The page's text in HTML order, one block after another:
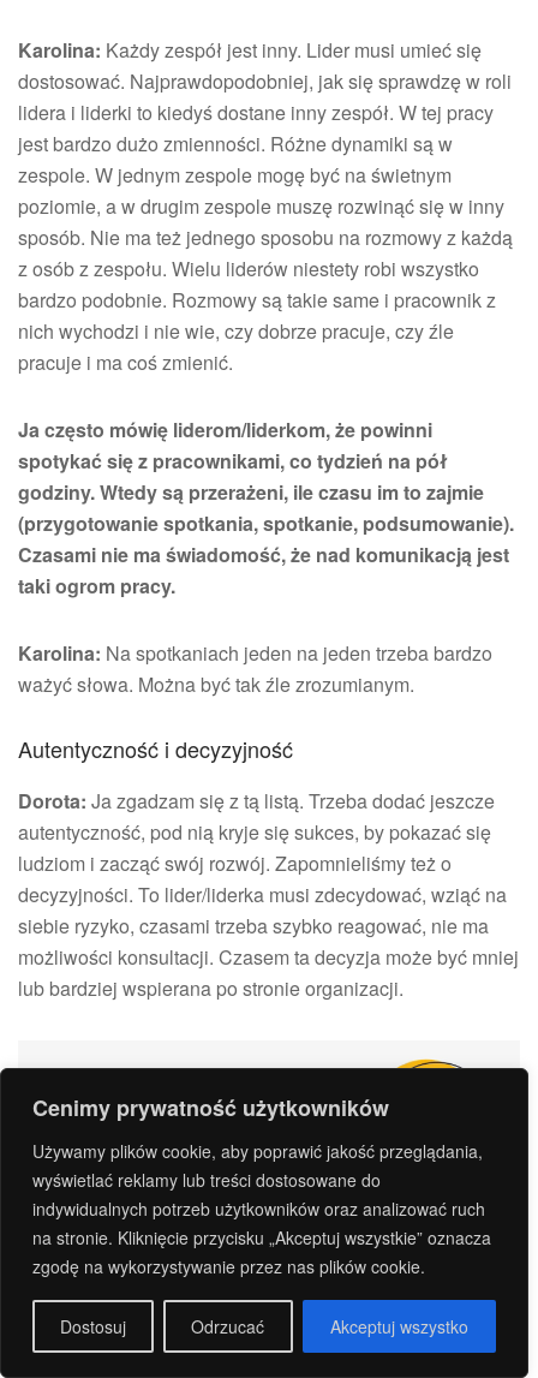
Cenimy prywatność użytkowników
Używamy plików cookie, aby poprawić jakość przeglądania,
wyświetlać reklamy lub treści dostosowane do
indywidualnych potrzeb użytkowników oraz analizować ruch
na stronie. Kliknięcie przycisku „Akceptuj wszystkie” oznacza
zgodę na wykorzystywanie przez nas plików cookie.
Dostosuj Odrzucać Akceptuj wszystko
Karolina: Każdy zespół jest inny. Lider musi umieć się
dostosować. Najprawdopodobniej, jak się sprawdzę w roli
lidera i liderki to kiedyś dostane inny zespół. W tej pracy
jest bardzo dużo zmienności. Różne dynamiki są w
zespole. W jednym zespole mogę być na świetnym
poziomie, a w drugim zespole muszę rozwinąć się w inny
sposób. Nie ma też jednego sposobu na rozmowy z każdą
z osób z zespołu. Wielu liderów niestety robi wszystko
bardzo podobnie. Rozmowy są takie same i pracownik z
nich wychodzi i nie wie, czy dobrze pracuje, czy źle
pracuje i ma coś zmienić.
Ja często mówię liderom/liderkom, że powinni
spotykać się z pracownikami, co tydzień na pół
godziny. Wtedy są przerażeni, ile czasu im to zajmie
(przygotowanie spotkania, spotkanie, podsumowanie).
Czasami nie ma świadomość, że nad komunikacją jest
taki ogrom pracy.
Karolina: Na spotkaniach jeden na jeden trzeba bardzo
ważyć słowa. Można być tak źle zrozumianym.
Autentyczność i decyzyjność
Dorota: Ja zgadzam się z tą listą. Trzeba dodać jeszcze
autentyczność, pod nią kryje się sukces, by pokazać się
ludziom i zacząć swój rozwój. Zapomnieliśmy też o
decyzyjności. To lider/liderka musi zdecydować, wziąć na
siebie ryzyko, czasami trzeba szybko reagować, nie ma
możliwości konsultacji. Czasem ta decyzja może być mniej
lub bardziej wspierana po stronie organizacji.